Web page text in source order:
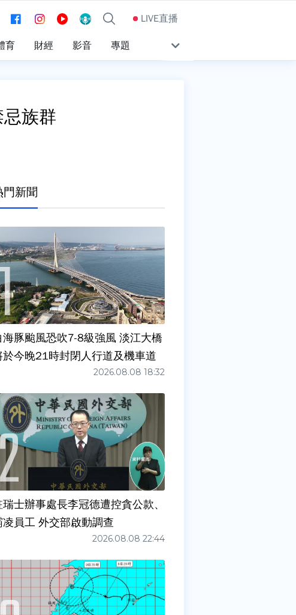
LIVE直播
育 財經 影音 專題
族群
門新聞
海豚颱風恐吹7-8級強風 淡江大橋
於今晚21時封閉人行道及機車道
2026.08.08 18:32
瑞士辦事處長李冠德遭控貪公款、
凌員工 外交部啟動調查
2026.08.08 22:44